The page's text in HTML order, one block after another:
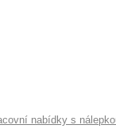
nabídky s